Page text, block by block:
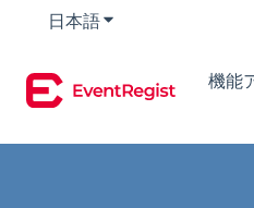
日本語翻訳のサブメニュ
機能